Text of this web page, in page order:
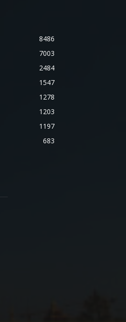
8486
7003
2484
1547
1278
1203
1197
683